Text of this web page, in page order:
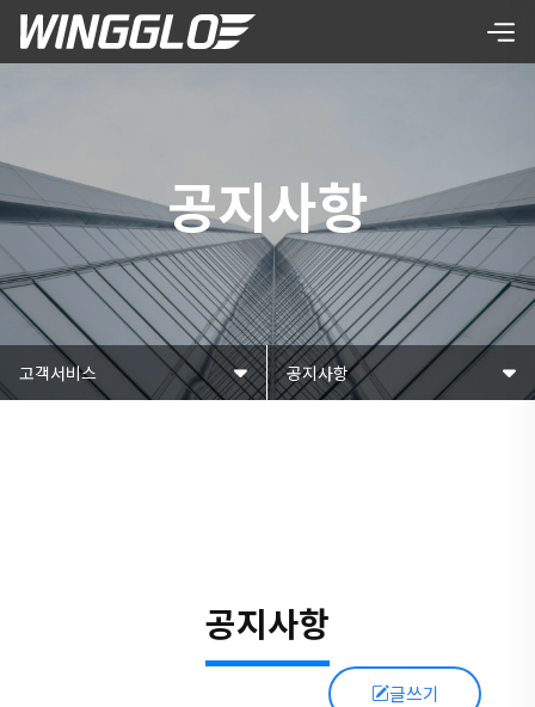
공지사항
고객서비스 공지사항
공지사항
글쓰기